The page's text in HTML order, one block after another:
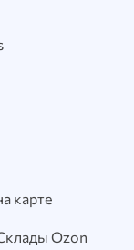
карте
Ozon